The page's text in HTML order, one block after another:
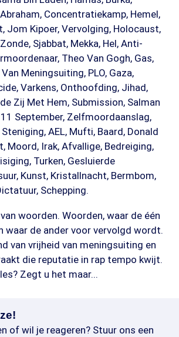
Concentratiekamp, Hemel,
Jom Kipoer, Vervolging, Holocaust,
Sjabbat, Mekka, Hel, Anti-
Theo Van Gogh, Gas,
Meningsuiting, PLO, Gaza,
Varkens, Onthoofding, Jihad,
Zij Met Hem, Submission, Salman
11 September, Zelfmoordaanslag,
AEL, Mufti, Baard, Donald
Moord, Irak, Afvallige, Bedreiging,
Turken, Gesluierde
Kunst, Kristallnacht, Bermbom,
Schepping.
woorden. Woorden, waar de één
waar de ander voor vervolgd wordt.
van vrijheid van meningsuiting en
die reputatie in rap tempo kwijt.
Zegt u het maar...
of wil je reageren? Stuur ons een